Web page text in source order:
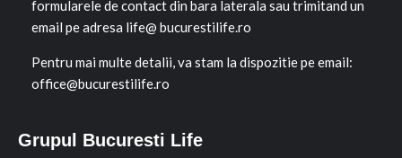
formularele de contact din bara laterala sau trimitand un
email pe adresa life@ bucurestilife.ro
Pentru mai multe detalii, va stam la dispozitie pe email:
office@bucurestilife.ro
Grupul Bucuresti Life